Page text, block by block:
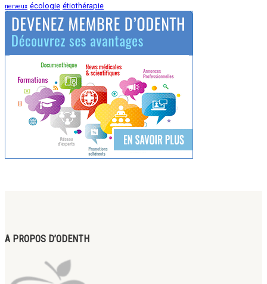
nerveux écologie étiothérapie
A PROPOS D’ODENTH